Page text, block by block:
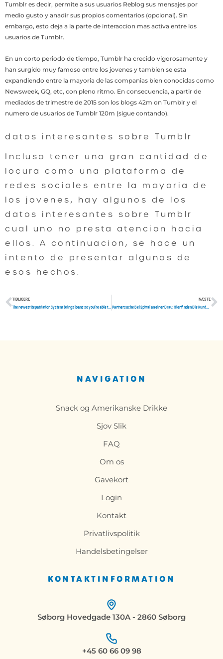
Tumblr es decir, permite a sus usuarios Reblog sus mensajes por
medio gusto y anadir sus propios comentarios (opcional). Sin
embargo, esto deja a la parte de interaccion mas activa entre los
usuarios de Tumblr.
En un corto periodo de tiempo, Tumblr ha crecido vigorosamente y
han surgido muy famoso entre los jovenes y tambien se esta
expandiendo entre la mayoria de las companias bien conocidas como
Newsweek, GQ, etc, con pleno ritmo. En consecuencia, a partir de
mediados de trimestre de 2015 son los blogs 42m on Tumblr y el
numero de usuarios de Tumblr 120m (sigue contando).
datos interesantes sobre Tumblr
Incluso tener una gran cantidad de
locura como una plataforma de
redes sociales entre la mayoria de
los jovenes, hay algunos de los
datos interesantes sobre Tumblr
cual uno no presta atencion hacia
ellos. A continuacion, se hace un
intento de presentar algunos de
esos hechos.
Tidligere
TIDLIGERE
The newest Repatriation System brings loans so you’re able to accredited U
NÆSTE
Partnersuche Bei Spittal an einer Drau: Hier finden Die Kunden Singles, Welche wahrlich zu Ihnen passen
KONTAKTINFORMATION
Søborg Hovedgade 130A - 2860 Søborg
+45 60 66 09 98
NAVIGATION
Snack og Amerikanske Drikke
Sjov Slik
FAQ
Om os
Gavekort
Login
Kontakt
Privatlivspolitik
Handelsbetingelser